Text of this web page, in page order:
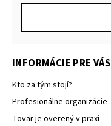
INFORMÁCIE PRE VÁS
Kto za tým stojí?
Profesionálne organizácie
Tovar je overený v praxi